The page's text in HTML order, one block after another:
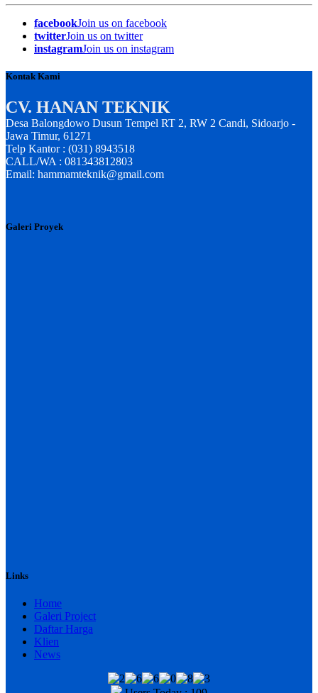
facebookJoin us on facebook
twitterJoin us on twitter
instagramJoin us on instagram
Kontak Kami
CV. HANAN TEKNIK
Desa Balongdowo Dusun Tempel RT 2, RW 2 Candi, Sidoarjo -
Jawa Timur, 61271
Telp Kantor : (031) 8943518
CALL/WA : 081343812803
Email: hammamteknik@gmail.com
Galeri Proyek
Links
Home
Galeri Project
Daftar Harga
Klien
News